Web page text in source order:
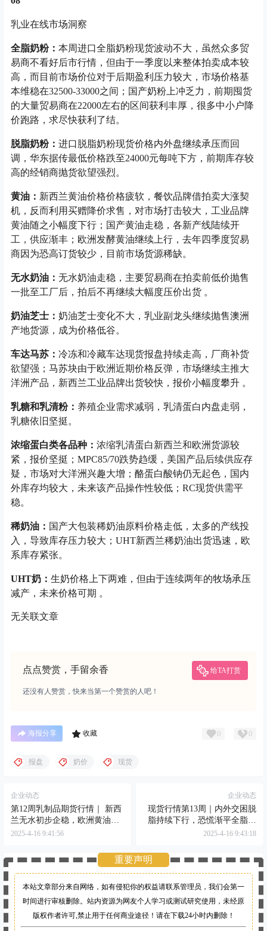
乳业在线市场洞察
全脂奶粉： 本周进口全脂奶粉现货波动不大，虽然众多贸
易商不看好后市行情，但由于一季度以来整体拍卖成本较
高，而目前市场价位对于后期盈利压力较大，市场价格基
本维稳在32500-33000之间；国产奶粉上冲乏力，前期囤货
的大量贸易商在22000左右的区间获利丰厚，很多中小户降
价跑路，求尽快获利了结。
脱脂奶粉： 进口脱脂奶粉现货价格内外盘继续承压而回
调，华东据传最低价格跌至24000元每吨下方，前期库存较
高的经销商抛货欲望强烈。
黄油： 新西兰黄油价格价格疲软，餐饮品牌借拍卖大涨契
机，反而利用买赠降价求售，对市场打击较大，工业品牌
黄油随之小幅度下行；国产黄油走稳，各新产线陆续开
工，供应渐丰；欧洲发酵黄油继续上行，去年四季度贸易
商因为恐高订货较少，目前市场货源稀缺。
无水奶油： 无水奶油走稳，主要贸易商在拍卖前低价抛售
一批至工厂后，拍后不再继续大幅度压价出货 。
奶油芝士： 奶油芝士变化不大，乳业副龙头继续抛售澳洲
产地货源，成为价格低谷。
车达马苏： 冷冻和冷藏车达现货报盘持续走高，厂商补货
欲望强；马苏块由于欧洲近期价格反弹，市场继续主推大
洋洲产品，新西兰工业品牌出货较快，报价小幅度攀升 。
乳糖和乳清粉： 养殖企业需求减弱，乳清蛋白内盘走弱，
乳糖依旧坚挺。
浓缩蛋白类各品种： 浓缩乳清蛋白新西兰和欧洲货源较
紧，报价坚挺；MPC85/70跌势趋缓，美国产品后续供应存
疑，市场对大洋洲兴趣大增；酪蛋白酸钠仍无起色，国内
外库存均较大，未来该产品操作性较低；RC现货供需平
稳。
稀奶油： 国产大包装稀奶油原料价格走低，太多的产线投
入，导致库存压力较大；UHT新西兰稀奶油出货迅速，欧
系库存紧张。
UHT奶： 生奶价格上下两难，但由于连续两年的牧场承压
减产，未来价格可期 。
无关联文章
点点赞赏，手留余香 给TA打赏
还没有人赞赏，快来当第一个赞赏的人吧！
海报分享 收藏 0 0
报盘 奶价 现货
企业动态
第12周乳制品期货行情｜ 新西
兰无水初步企稳，欧洲黄油上
攻不断
2025-4-16 9:41:56
企业动态
现货行情第13周｜内外交困脱
脂持续下行，恐慌渐平全脂逐
步走稳
2025-4-16 9:43:18
重要声明
本站文章部分来自网络，如有侵犯你的权益请联系管理员， 我们会第一
时间进行审核删除。站内资源为网友个人学习或测试研究使用，未经原
版权作者许可,禁止用于任何商业途径！请在下载24小时内删除！